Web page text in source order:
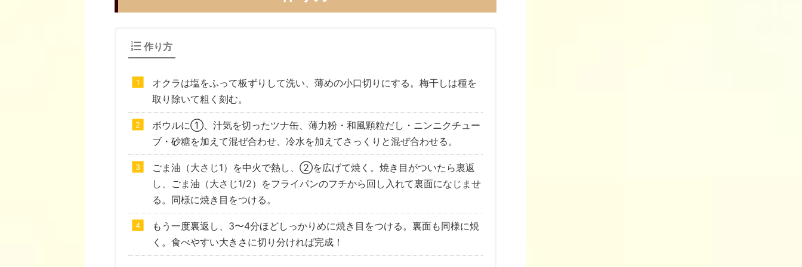
作り方
オクラは塩をふって板ずりして洗い、薄めの小口切りにする。梅干しは種を
取り除いて粗く刻む。
ボウルに①、汁気を切ったツナ缶、薄力粉・和風顆粒だし・ニンニクチュー
ブ・砂糖を加えて混ぜ合わせ、冷水を加えてさっくりと混ぜ合わせる。
ごま油（大さじ1）を中火で熱し、②を広げて焼く。焼き目がついたら裏返
し、ごま油（大さじ1/2）をフライパンのフチから回し入れて裏面になじませ
る。同様に焼き目をつける。
もう一度裏返し、3〜4分ほどしっかりめに焼き目をつける。裏面も同様に焼
く。食べやすい大きさに切り分ければ完成！